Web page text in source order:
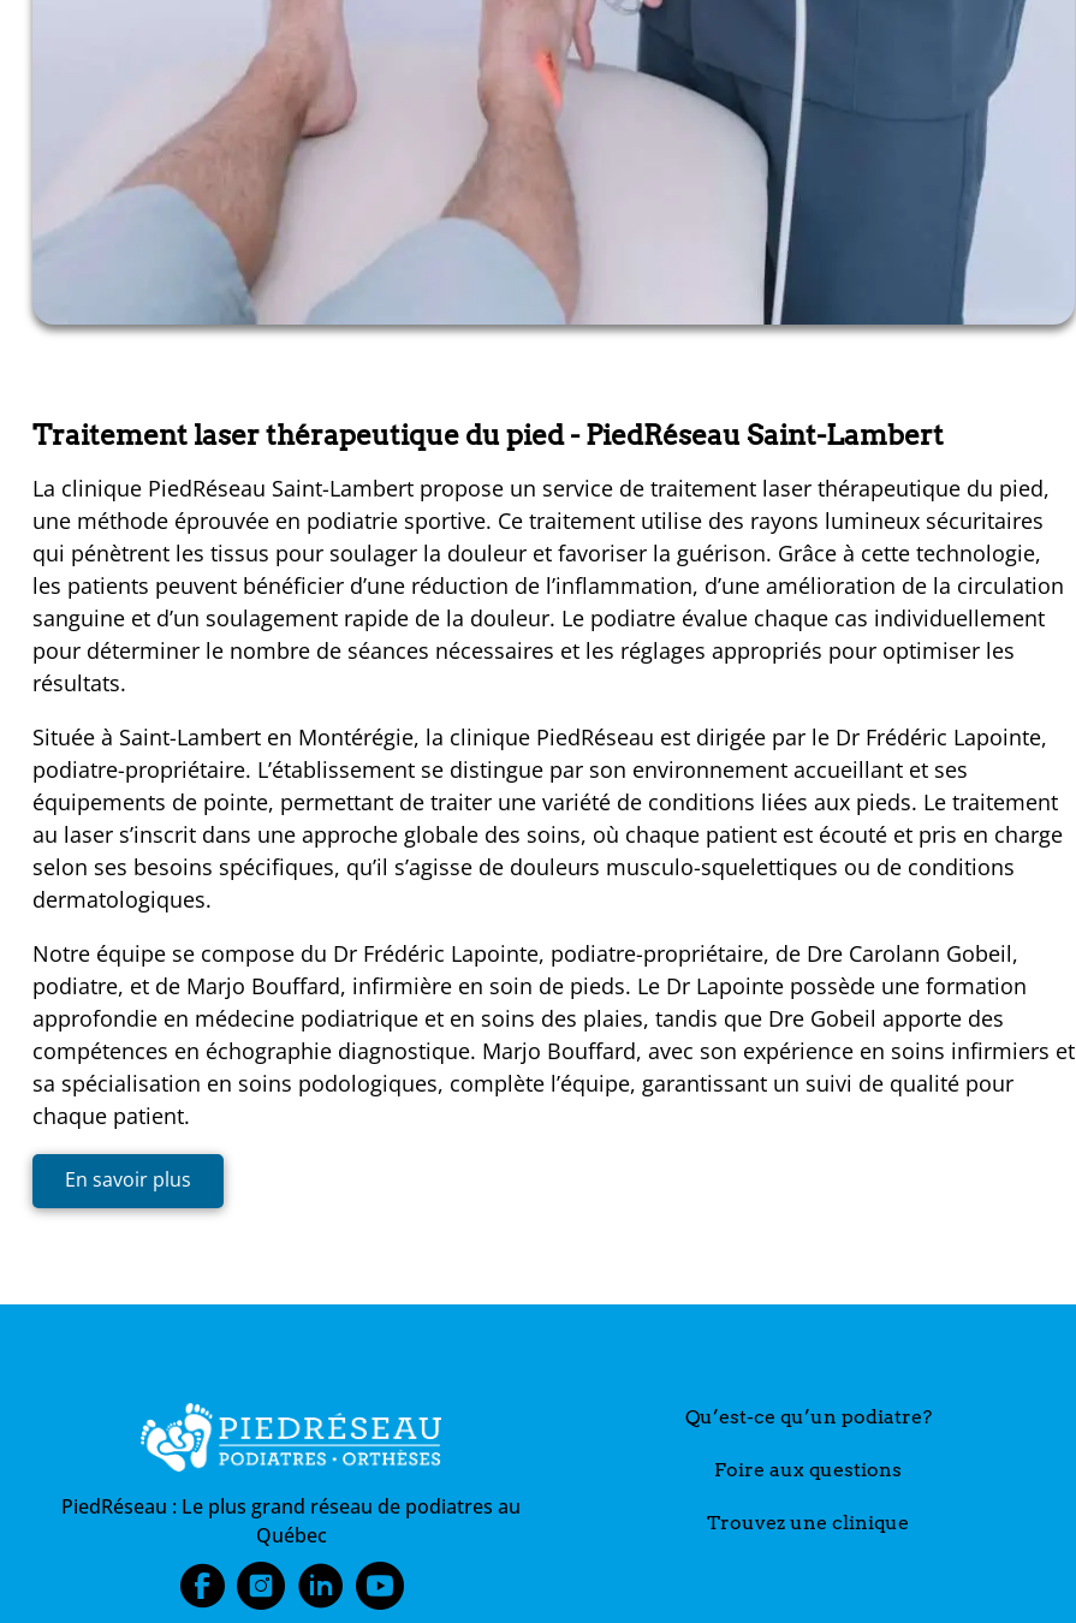
Traitement laser thérapeutique du pied- PiedRéseau Saint-Lambert
La clinique PiedRéseau Saint-Lambert propose un service de traitement laser thérapeutique du pied,
une méthode éprouvée en podiatrie sportive. Ce traitement utilise des rayons lumineux sécuritaires
qui pénètrent les tissus pour soulager la douleur et favoriser la guérison. Grâce à cette technologie,
les patients peuvent bénéficier d’une réduction de l’inflammation, d’une amélioration de la circulation
sanguine et d’un soulagement rapide de la douleur. Le podiatre évalue chaque cas individuellement
pour déterminer le nombre de séances nécessaires et les réglages appropriés pour optimiser les
résultats.
Située à Saint-Lambert en Montérégie, la clinique PiedRéseau est dirigée par le Dr Frédéric Lapointe,
podiatre-propriétaire. L’établissement se distingue par son environnement accueillant et ses
équipements de pointe, permettant de traiter une variété de conditions liées aux pieds. Le traitement
au laser s’inscrit dans une approche globale des soins, où chaque patient est écouté et pris en charge
selon ses besoins spécifiques, qu’il s’agisse de douleurs musculo-squelettiques ou de conditions
dermatologiques.
Notre équipe se compose du Dr Frédéric Lapointe, podiatre-propriétaire, de Dre Carolann Gobeil,
podiatre, et de Marjo Bouffard, infirmière en soin de pieds. Le Dr Lapointe possède une formation
approfondie en médecine podiatrique et en soins des plaies, tandis que Dre Gobeil apporte des
compétences en échographie diagnostique. Marjo Bouffard, avec son expérience en soins infirmiers et
sa spécialisation en soins podologiques, complète l’équipe, garantissant un suivi de qualité pour
chaque patient.
En savoir plus
PiedRéseau : Le plus grand réseau de podiatres au
Québec
Qu’est-ce qu’un podiatre?
Foire aux questions
Trouvez une clinique